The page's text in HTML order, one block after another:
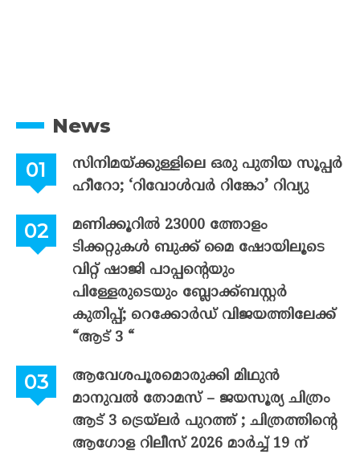
News
സിനിമയ്ക്കുള്ളിലെ ഒരു പുതിയ സൂപ്പർ
ഹീറോ; ‘റിവോൾവർ റിങ്കോ’ റിവ്യു
മണിക്കൂറിൽ 23000 ത്തോളം
ടിക്കറ്റുകൾ ബുക്ക് മൈ ഷോയിലൂടെ
വിറ്റ് ഷാജി പാപ്പന്റെയും
പിള്ളേരുടെയും ബ്ലോക്ക്ബസ്റ്റർ
കുതിപ്പ്; റെക്കോർഡ് വിജയത്തിലേക്ക്
“ആട് 3 “
ആവേശപൂരമൊരുക്കി മിഥുൻ
മാനുവൽ തോമസ് – ജയസൂര്യ ചിത്രം
ആട് 3 ട്രെയ്‌ലർ പുറത്ത് ; ചിത്രത്തിന്റെ
ആഗോള റിലീസ് 2026 മാർച്ച് 19 ന്